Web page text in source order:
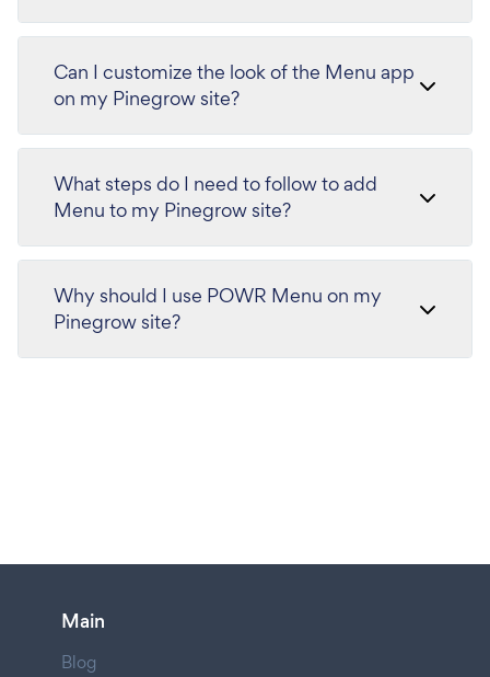
Can I customize the look of the Menu app
on my Pinegrow site?
What steps do I need to follow to add
Menu to my Pinegrow site?
Why should I use POWR Menu on my
Pinegrow site?
Main
Blog